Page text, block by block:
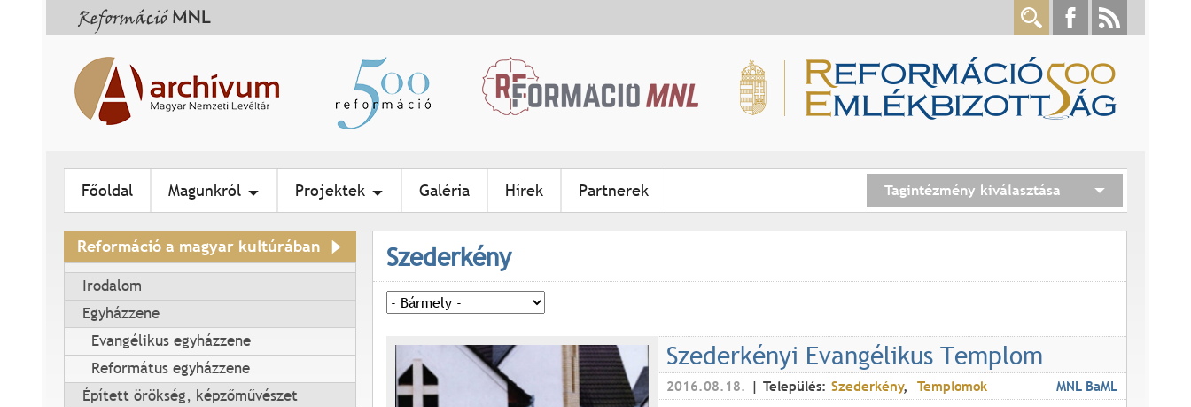
Főoldal Magunkról Projektek Galéria Hírek Partnerek Tagintézmény kiválasztása
Reformáció a magyar kultúrában
Irodalom
Egyházzene
Evangélikus egyházzene
Református egyházzene
Épített örökség, képzőművészet
Szederkény
Szederkényi Evangélikus Templom
2016.08.18. Település: Szederkény Templomok MNL BaML